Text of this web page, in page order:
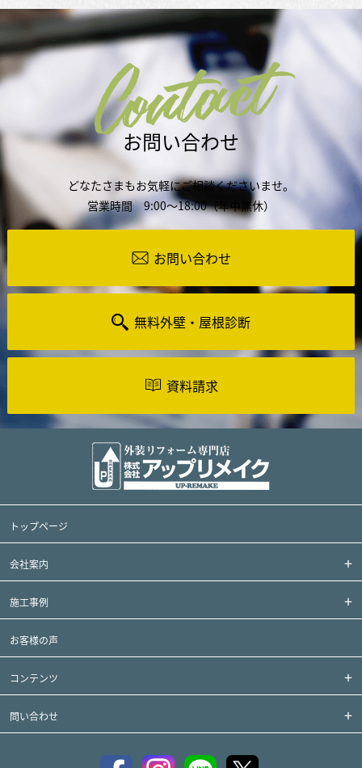
Contact
お問い合わせ
どなたさまもお気軽にご相談くださいませ。
営業時間 9:00～18:00（年中無休）
お問い合わせ
無料外壁・屋根診断
資料請求
トップページ
会社案内
施工事例
お客様の声
コンテンツ
問い合わせ